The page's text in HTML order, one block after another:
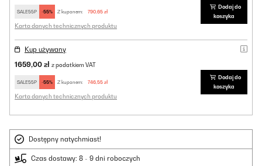
SALE55P -55% Z kuponem: 790,65 zł
Karta danych technicznych produktu
Dodaj do
koszyka
Kup używany
1659,00 zł z podatkiem VAT
SALE55P -55% Z kuponem: 746,55 zł
Karta danych technicznych produktu
Dodaj do
koszyka
Dostępny natychmiast!
Czas dostawy: 8 - 9 dni roboczych